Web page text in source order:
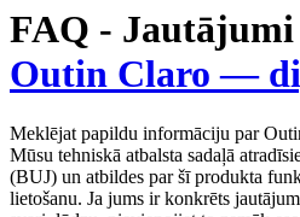
FAQ -
Outin Claro —
Meklējat papildu informāciju par
Mūsu tehniskā atbalsta sadaļā
(BUJ) un atbildes par šī produkta
lietošanu. Ja jums ir konkrēts